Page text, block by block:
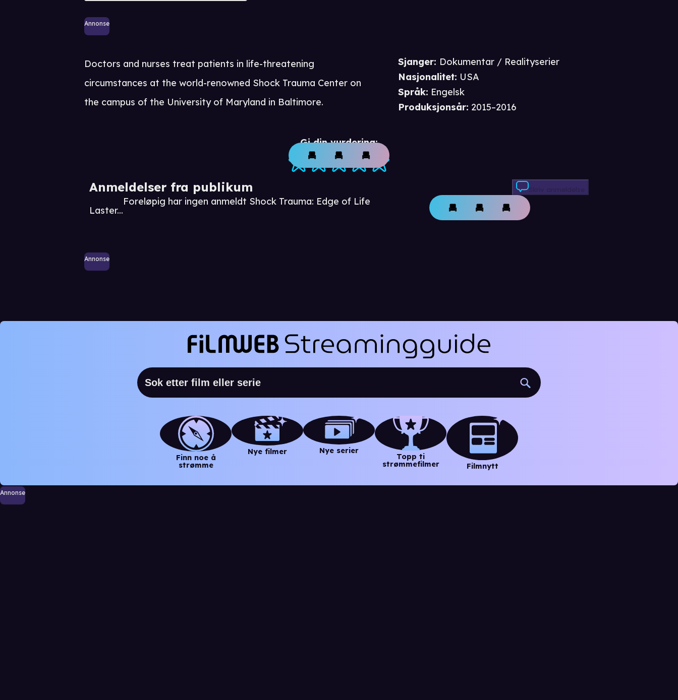
Annonse
Gi din vurdering:
Anmeldelser fra publikum
Laster...
Foreløpig har ingen anmeldt Shock Trauma: Edge of Life
Skriv anmeldelse
Annonse
Sjanger: Dokumentar / Realityserier
Nasjonalitet: USA
Språk: Engelsk
Produksjonsår: 2015–2016
Doctors and nurses treat patients in life-threatening
circumstances at the world-renowned Shock Trauma Center on
the campus of the University of Maryland in Baltimore.
Finn noe å
strømme
Nye filmer Nye serier
Topp ti
strømmefilmer
Filmnytt
Annonse